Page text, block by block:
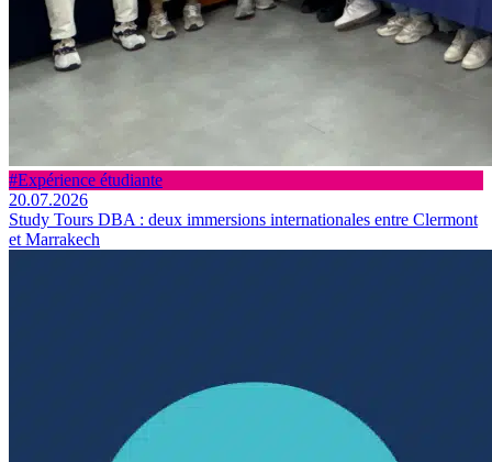
#Expérience étudiante
20.07.2026
Study Tours DBA : deux immersions internationales entre Clermont
et Marrakech